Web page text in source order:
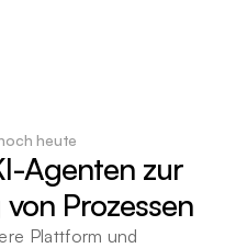
heute
Agenten zur
Prozessen
Plattform und